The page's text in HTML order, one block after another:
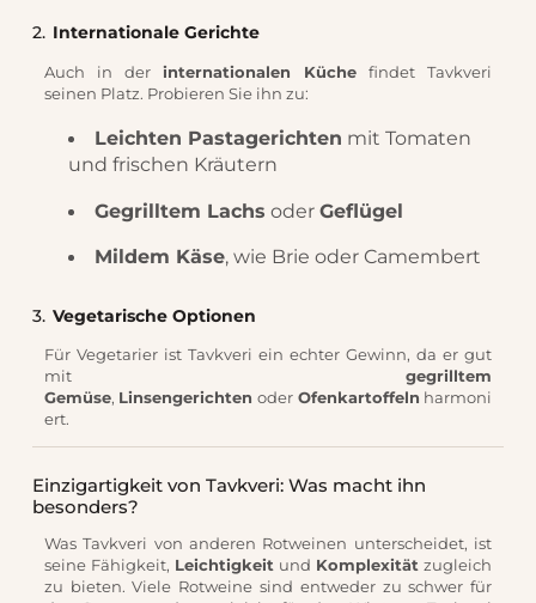
2. Internationale Gerichte
Auch in der internationalen Küche
findet Tavkveri
seinen Platz. Probieren Sie ihn zu:
Leichten Pastagerichten mit Tomaten
und frischen Kräutern
Gegrilltem Lachs oder Geflügel
Mildem Käse, wie Brie oder Camembert
3. Vegetarische Optionen
Für Vegetarier ist Tavkveri ein echter Gewinn, da er gut
mit
gegrilltem
Gemüse, Linsengerichten oder Ofenkartoffeln harmoni
ert.
Einzigartigkeit von Tavkveri: Was macht ihn
besonders?
Was Tavkveri von anderen Rotweinen unterscheidet, ist
seine Fähigkeit, Leichtigkeit und Komplexität zugleich
zu bieten. Viele Rotweine sind entweder zu schwer für